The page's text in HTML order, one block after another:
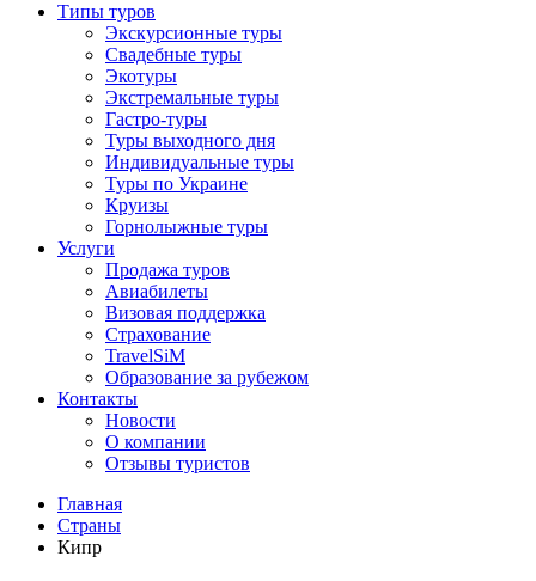
Типы туров
Экскурсионные туры
Свадебные туры
Экотуры
Экстремальные туры
Гастро-туры
Туры выходного дня
Индивидуальные туры
Туры по Украине
Круизы
Горнолыжные туры
Услуги
Продажа туров
Авиабилеты
Визовая поддержка
Страхование
TravelSiM
Образование за рубежом
Контакты
Новости
О компании
Отзывы туристов
Главная
Страны
Кипр